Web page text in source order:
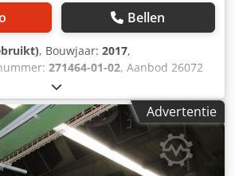
Bellen
, Bouwjaar: 2017,
271464-01-02, Aanbod 26072
met knikarm-uitlader
- Touwbalancer met draagvermogen
reikwijdte ca. 3,6 m - Zwenkbereik
Alxoha - Haakslag ca. 2,0 m - Totale
m - Pneumatische aansluiting 6 bar -
kg
Advertentie